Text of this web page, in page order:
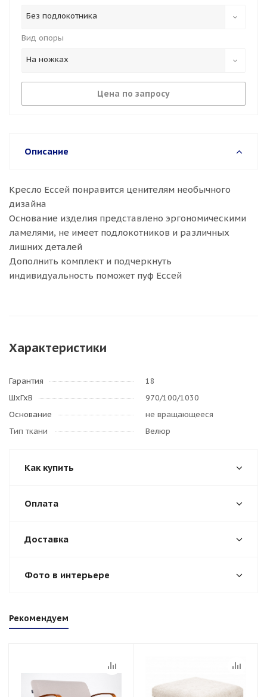
Без подлокотника
Вид опоры
На ножках
Цена по запросу
Описание
Кресло Ессей понравится ценителям необычного
дизайна
Основание изделия представлено эргономическими
ламелями, не имеет подлокотников и различных
лишних деталей
Дополнить комплект и подчеркнуть
индивидуальность поможет пуф Ессей
Характеристики
Гарантия
18
ШхГхВ
970/100/1030
Основание
не вращающееся
Тип ткани
Велюр
Как купить
Оплата
Доставка
Фото в интерьере
Рекомендуем